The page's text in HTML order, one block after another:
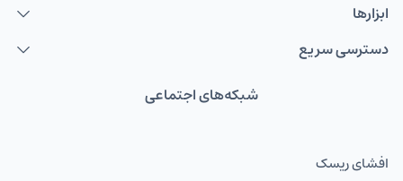
ابزارها
دسترسی سریع
شبکه‌های اجتماعی
افشای ریسک